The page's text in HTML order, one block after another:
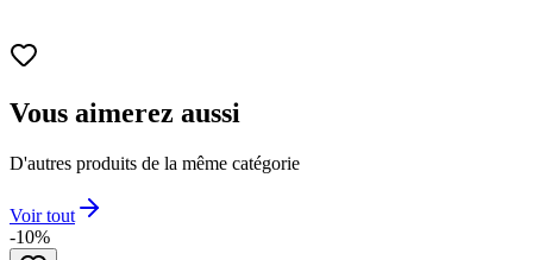
Vous aimerez aussi
D'autres produits de la même catégorie
Voir tout
-10%